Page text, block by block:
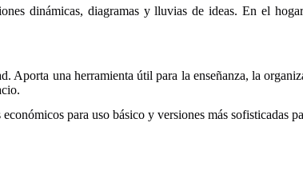
dinámicas, diagramas y lluvias de ideas. En el
una herramienta útil para la enseñanza, la
para uso básico y versiones más sofisticadas